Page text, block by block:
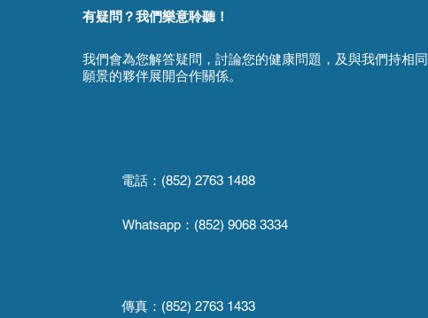
有疑問？我們樂意聆聽！
我們會為您解答疑問，討論您的健康問題，及與我們持相同
願景的夥伴展開合作關係。
電話：(852) 2763 1488
Whatsapp： (852) 9068 3334
傳真： (852) 2763 1433